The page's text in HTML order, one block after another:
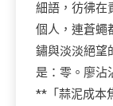
細語，彷彿在
個人，連蒼蠅
鏽與淡淡絕望
是：零。廖沾
**「蒜泥成本